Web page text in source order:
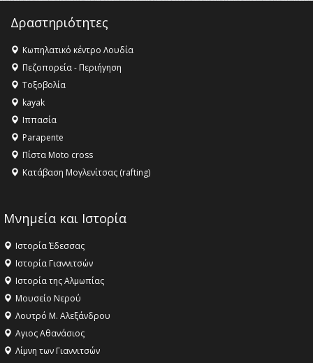
16:27 - Όλυμπος: Εντάχθηκε στον Κατάλογο Παγκόσμιας
Κληρονομιάς της UNESCO – Ομόφωνη η απόφαση Ο
Όλυμπος αναγνωρίστηκε ως φυσικό και πολιτιστικό
αγαθό εξέχουσας οικουμενικής αξίας για την
ανθρωπότητα
16:18 -
ΣΤΗΝ ΕΔΕΣΣΑ
Δραστηριότητες
Κωπηλατικό κέντρο Λουδία
Πεζοπορεία - Περιήγηση
Τοξοβολία
kayak
Ιππασία
Parapente
Πίστα Moto cross
Κατάβαση Μογλενίτσας (rafting)
Μνημεία και Ιστορία
Ιστορία Έδεσσας
Ιστορία Γιαννιτσών
Ιστορία της Αλμωπίας
Μουσείο Νερού
Λουτρό Μ. Αλεξάνδρου
Αγιος Αθανάσιος
Λίμνη των Γιαννιτσών